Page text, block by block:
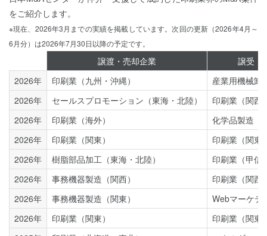
をご紹介します。
※現在、2026年3月までの実績を掲載しています。次回の更新（2026年4月～
6月分）は2026年7月30日以降の予定です。
譲渡・売却企業
譲受・
2026年
印刷業（九州・沖縄）
産業用機械卸
2026年
セールスプロモーション（東海・北陸）
印刷業（関西
2026年
印刷業（海外）
化学品製造（
2026年
印刷業（関東）
印刷業（関東
2026年
樹脂部品加工（東海・北陸）
印刷業（甲信
2026年
事務機器製造（関西）
印刷業（関西
2026年
事務機器製造（関東）
Webマーケテ
2026年
印刷業（関東）
印刷業（関東